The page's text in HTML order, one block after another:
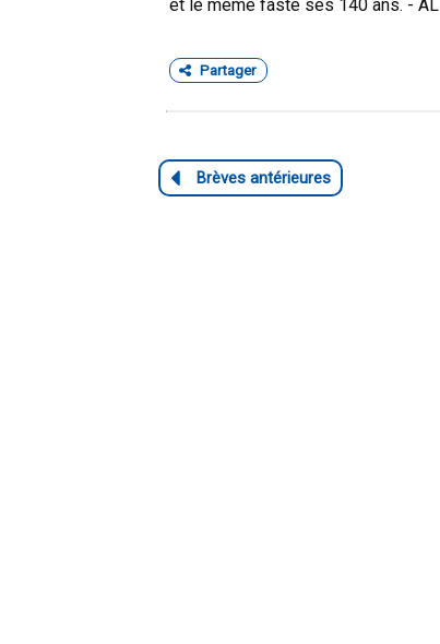
et le même faste ses 140 ans. - AL
Partager